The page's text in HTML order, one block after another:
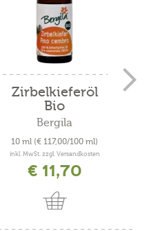
Zirbelkieferöl
Bio
Bergila
10 ml (€ 117,00/100 ml)
inkl. MwSt. zzgl. Versandkosten
€ 11,70